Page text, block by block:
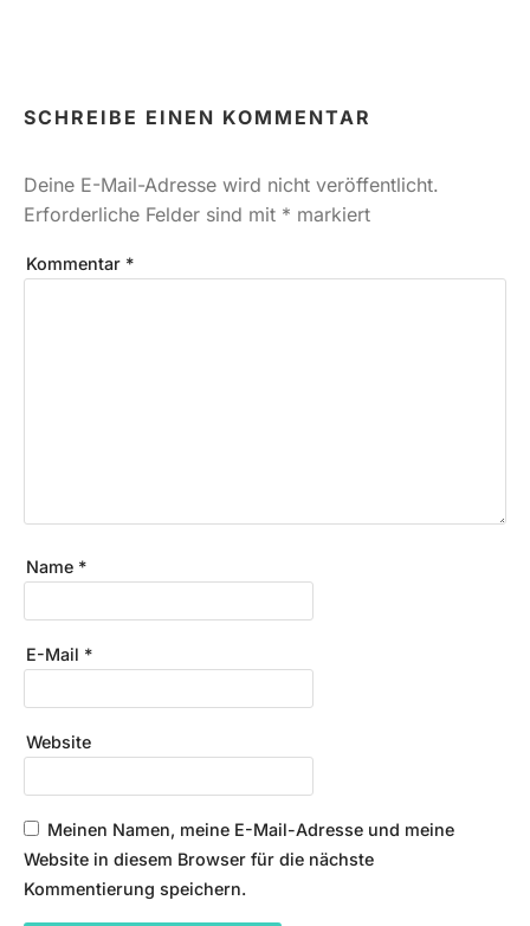
SCHREIBE EINEN KOMMENTAR
Deine E-Mail-Adresse wird nicht veröffentlicht.
Erforderliche Felder sind mit * markiert
Kommentar *
Name *
E-Mail *
Website
Meinen Namen, meine E-Mail-Adresse und meine
Website in diesem Browser für die nächste
Kommentierung speichern.